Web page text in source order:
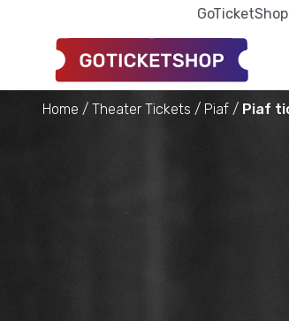
Home Theater Tickets Piaf Piaf